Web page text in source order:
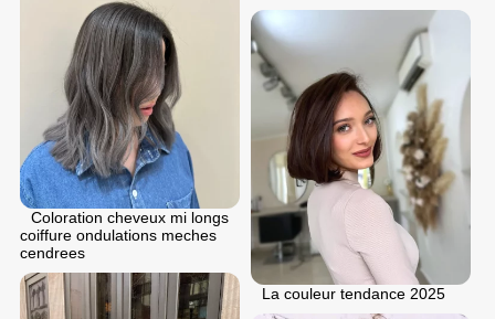
Coloration cheveux mi longs
coiffure ondulations meches
cendrees
La couleur tendance 2025